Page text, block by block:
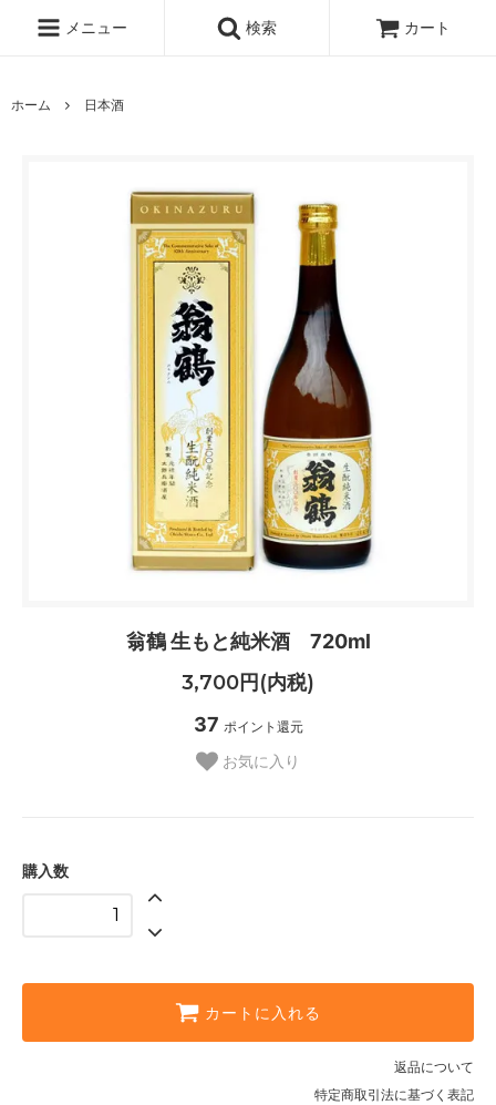
メニュー 検索 カート
ホーム 日本酒
翁鶴 生もと純米酒 720ml
3,700円(内税)
37 ポイント還元
お気に入り
購入数
カートに入れる
返品について
特定商取引法に基づく表記